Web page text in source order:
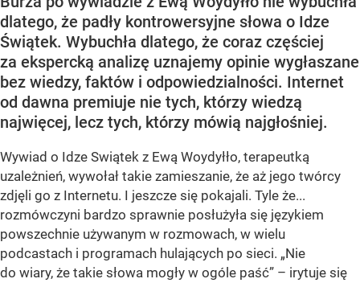
dlatego, że padły kontrowersyjne słowa o Idze
Świątek. Wybuchła dlatego, że coraz częściej
za ekspercką analizę uznajemy opinie wygłaszane
bez wiedzy, faktów i odpowiedzialności. Internet
od dawna premiuje nie tych, którzy wiedzą
najwięcej, lecz tych, którzy mówią najgłośniej.
Wywiad o Idze Swiątek z Ewą Woydyłło, terapeutką
uzależnień, wywołał takie zamieszanie, że aż jego twórcy
zdjęli go z Internetu. I jeszcze się pokajali. Tyle że...
rozmówczyni bardzo sprawnie posłużyła się językiem
powszechnie używanym w rozmowach, w wielu
podcastach i programach hulających po sieci. „Nie
do wiary, że takie słowa mogły w ogóle paść” – irytuje się